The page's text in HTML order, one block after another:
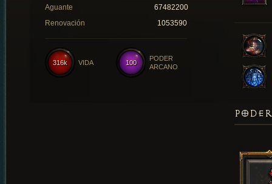
Aguante
67482200
Renovación
1053590
100
PODER
ARCANO
316k VIDA